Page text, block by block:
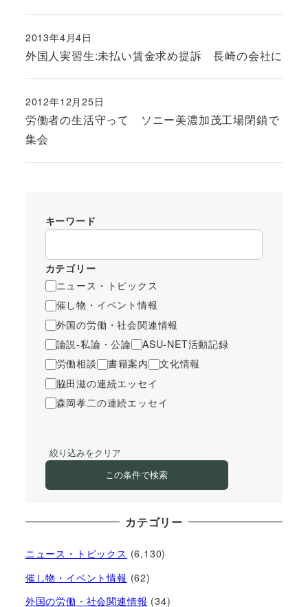
外国人実習生:未払い賃金求め提訴 長崎の会社に
投稿日
2013年4月4日
労働者の生活守って ソニー美濃加茂工場閉鎖で
集会
投稿日
2012年12月25日
キーワード
カテゴリー
ニュース・トピックス
催し物・イベント情報
外国の労働・社会関連情報
論説-私論・公論
ASU-NET活動記録
労働相談
書籍案内
文化情報
脇田滋の連続エッセイ
森岡孝二の連続エッセイ
絞り込みをクリア
この条件で検索
カテゴリー
ニュース・トピックス (6,130)
催し物・イベント情報 (62)
外国の労働・社会関連情報 (34)